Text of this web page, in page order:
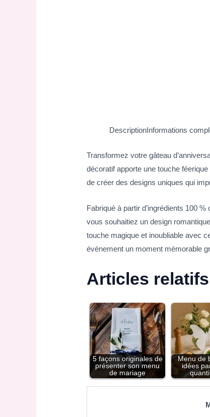
DescriptionInformations
Transformez votre gâteau
décoratif apporte une touche
de créer des designs uniques qui
Fabriqué à partir d’ingrédients 100
vous souhaitiez un design
touche magique et inoubliable avec
événement un moment mémorable
Articles
5 façons originales de
présenter son menu
de mariage
Menu de
idées